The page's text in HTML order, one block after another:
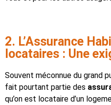
2. L’Assurance
locataires : Une
Souvent méconnue du grand
fait pourtant partie des
qu’on est locataire d’un